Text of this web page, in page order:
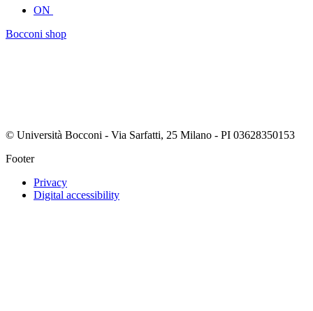
ON
Bocconi shop
© Università Bocconi - Via Sarfatti, 25 Milano - PI 03628350153
Footer
Privacy
Digital accessibility